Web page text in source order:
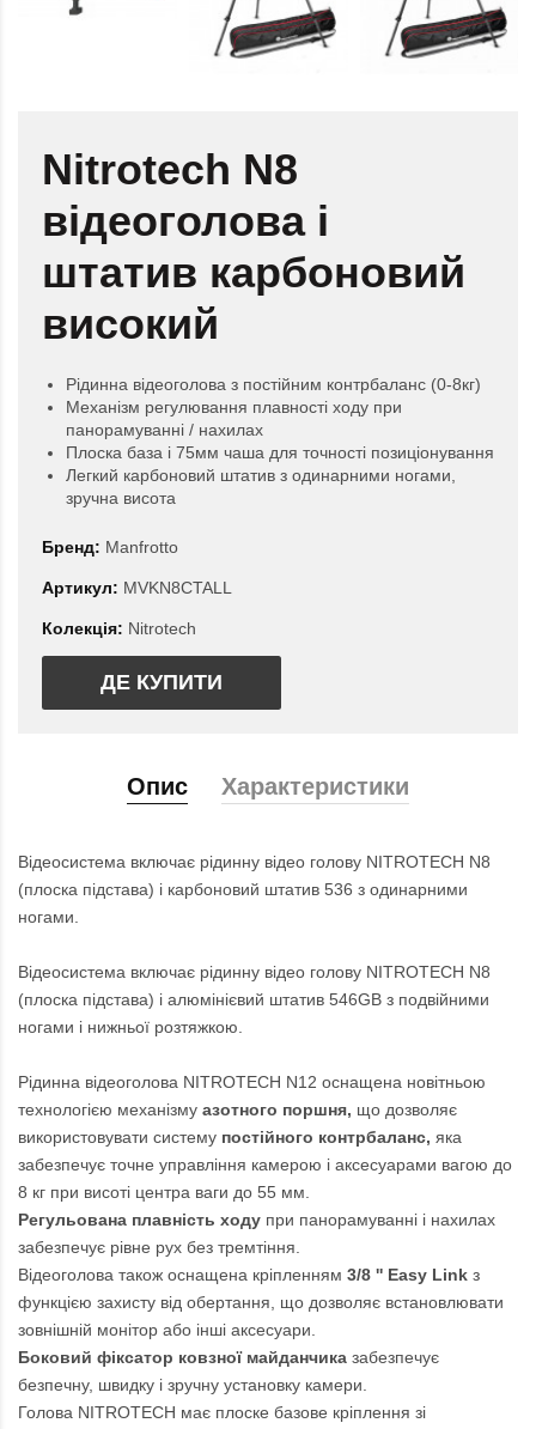
Nitrotech N8
відеоголова і
штатив карбоновий
високий
Рідинна відеоголова з постійним контрбаланс (0-8кг)
Механізм регулювання плавності ходу при
панорамуванні / нахилах
Плоска база і 75мм чаша для точності позиціонування
Легкий карбоновий штатив з одинарними ногами,
зручна висота
Бренд: Manfrotto
Артикул: MVKN8CTALL
Колекція: Nitrotech
ДЕ КУПИТИ
Опис Характеристики
Відеосистема включає рідинну відео голову NITROTECH N8
(плоска підстава) і карбоновий штатив 536 з одинарними
ногами.
Відеосистема включає рідинну відео голову NITROTECH N8
(плоска підстава) і алюмінієвий штатив 546GB з подвійними
ногами і нижньої розтяжкою.
Рідинна відеоголова NITROTECH N12 оснащена новітньою
технологією механізму азотного поршня, що дозволяє
використовувати систему постійного контрбаланс, яка
забезпечує точне управління камерою і аксесуарами вагою до
8 кг при висоті центра ваги до 55 мм.
Регульована плавність ходу при панорамуванні і нахилах
забезпечує рівне рух без тремтіння.
Відеоголова також оснащена кріпленням 3/8 '' Easy Link з
функцією захисту від обертання, що дозволяє встановлювати
зовнішній монітор або інші аксесуари.
Боковий фіксатор ковзної майданчика забезпечує
безпечну, швидку і зручну установку камери.
Голова NITROTECH має плоске базове кріплення зі